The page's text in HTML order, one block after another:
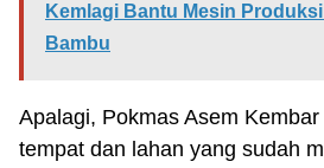
Kemlagi Bantu Mesin
Bambu
Apalagi, Pokmas Asem
tempat dan lahan yang sudah